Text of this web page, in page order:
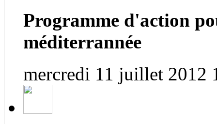
Programme d'action
méditerrannée
mercredi 11 juillet 2012